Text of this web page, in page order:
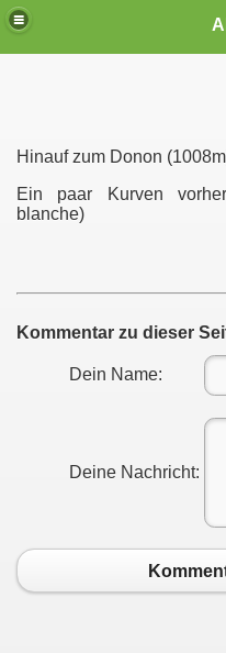
Hinauf zum Donon
Ein paar Kurven
blanche)
Kommentar zu dieser
Dein Name:
Deine Nachricht: